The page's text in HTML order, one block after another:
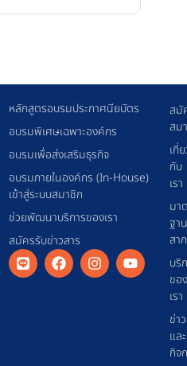
สมั
สม
เกี่
กับ
เรา
มา
ฐาน
สา
บริ
ของ
เรา
ข่า
และ
กิจ
หลักสูตรอบรมประกาศนียบัตร
อบรมพิเศษเฉพาะองค์กร
อบรมเพื่อส่งเสริมธุรกิจ
อบรมภายในองค์กร (In-House)
เข้าสู่ระบบสมาชิก
ช่วยพัฒนาบริการของเรา
สมัครรับข่าวสาร